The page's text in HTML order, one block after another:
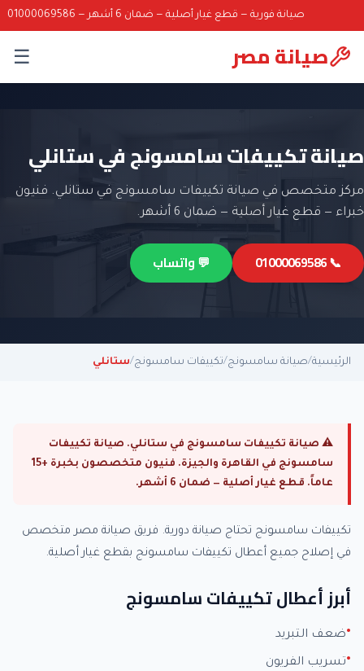
صيانة فورية — قطع غيار أصلية — ضمان 6 أشهر — 01000069586
صيانة مصر ☰
صيانة تكييفات سامسونج في ستانلي
مركز متخصص في صيانة تكييفات سامسونج في ستانلي. فنيون
خبراء — قطع غيار أصلية — ضمان 6 أشهر.
📞 01000069586 💬 واتساب
الرئيسية/صيانة سامسونج/تكييفات سامسونج/ستانلي
⚠ صيانة تكييفات سامسونج في ستانلي. صيانة تكييفات
سامسونج في القاهرة والجيزة. فنيون متخصصون بخبرة +15
عاماً. قطع غيار أصلية — ضمان 6 أشهر.
تكييفات سامسونج تحتاج صيانة دورية. فريق صيانة مصر متخصص
في إصلاح جميع أعطال تكييفات سامسونج بقطع غيار أصلية.
أبرز أعطال تكييفات سامسونج
ضعف التبريد
تسريب الفريون